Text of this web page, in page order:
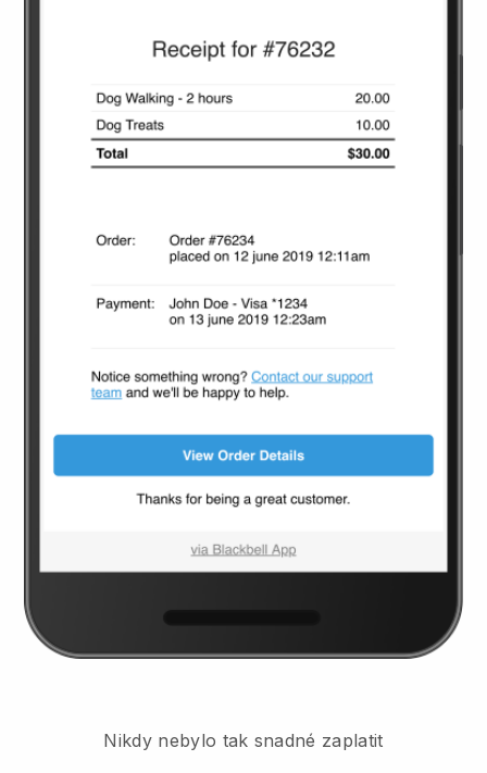
Nikdy nebylo tak snadné zaplatit